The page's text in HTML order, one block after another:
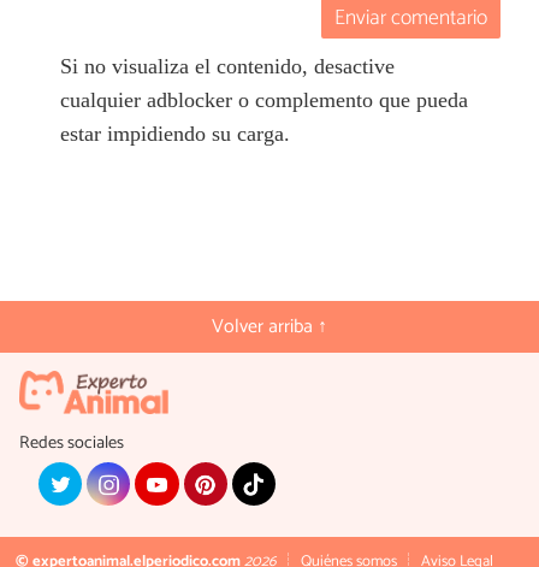
Enviar comentario
Si no visualiza el contenido, desactive
cualquier adblocker o complemento que pueda
estar impidiendo su carga.
Volver arriba ↑
Redes sociales
© expertoanimal.elperiodico.com2026 Quiénes somos Aviso Legal